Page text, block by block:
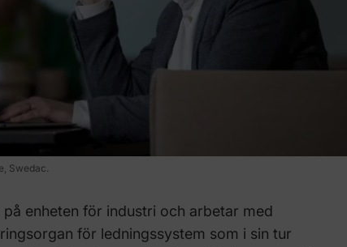
Swedac.
enheten för industri och arbetar med
för ledningssystem som i sin tur